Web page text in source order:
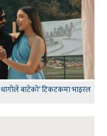
बाटेको’ टिकटकमा भाइरल